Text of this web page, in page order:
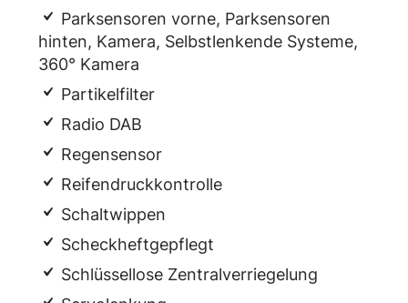
Parksensoren vorne, Parksensoren
hinten, Kamera, Selbstlenkende Systeme,
360° Kamera
Partikelfilter
Radio DAB
Regensensor
Reifendruckkontrolle
Schaltwippen
Scheckheftgepflegt
Schlüssellose Zentralverriegelung